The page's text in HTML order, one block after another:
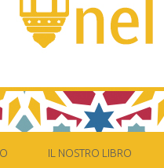
IL NOSTRO LIBRO